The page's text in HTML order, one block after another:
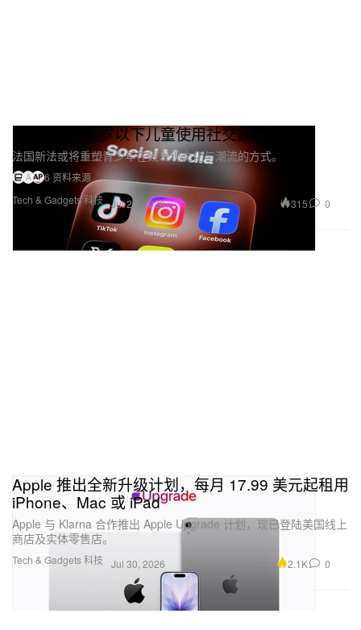
Tech & Gadgets 科技
法国禁止 15 岁以下儿童使用社交媒体
法国新法或将重塑青少年在线发现文化与潮流的方式。
A
6 资料来源
Jul 22, 2026
315 0
Tech & Gadgets 科技
Apple 推出全新升级计划，每月 17.99 美元起租用
iPhone、Mac 或 iPad
Apple 与 Klarna 合作推出 Apple Upgrade 计划，现已登陆美国线上
商店及实体零售店。
Jul 30, 2026 2.1K 0